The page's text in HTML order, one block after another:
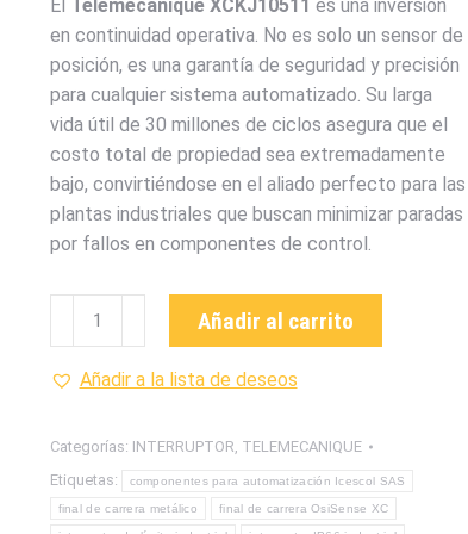
El Telemecanique XCKJ10511 es una inversión
en continuidad operativa. No es solo un sensor de
posición, es una garantía de seguridad y precisión
para cualquier sistema automatizado. Su larga
vida útil de 30 millones de ciclos asegura que el
costo total de propiedad sea extremadamente
bajo, convirtiéndose en el aliado perfecto para las
plantas industriales que buscan minimizar paradas
por fallos en componentes de control.
INTERRUPTOR
FINAL
XCKJ10511
TELEMECANIQUE
cantidad
Añadir al carrito
Añadir a la lista de deseos
Categorías: INTERRUPTOR, TELEMECANIQUE
Etiquetas:
componentes para automatización Icescol SAS
final de carrera metálico final de carrera OsiSense XC